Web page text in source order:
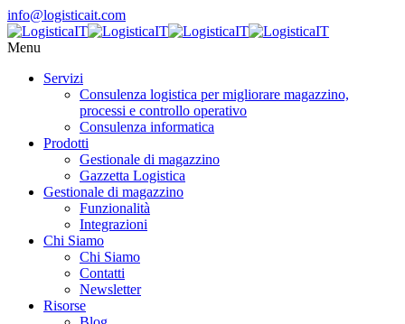
info@logisticait.com
Menu
Servizi
Consulenza logistica per migliorare magazzino,
processi e controllo operativo
Consulenza informatica
Prodotti
Gestionale di magazzino
Gazzetta Logistica
Gestionale di magazzino
Funzionalità
Integrazioni
Chi Siamo
Chi Siamo
Contatti
Newsletter
Risorse